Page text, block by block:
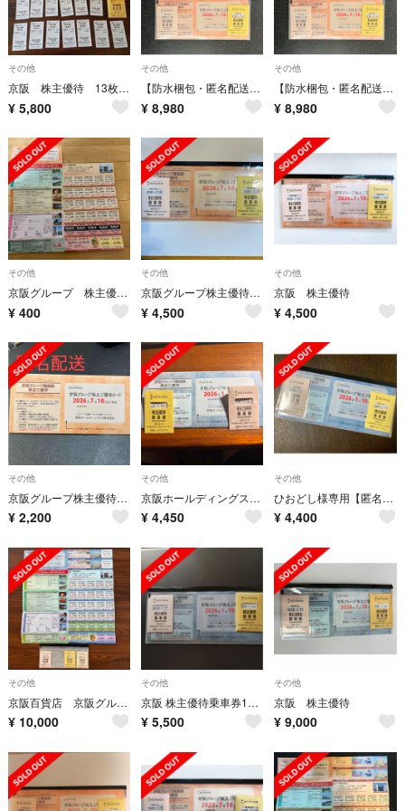
その他
京阪 株主優待 13枚 匿名
¥ 5,800
その他
【防水梱包・匿名配送】乗車券14枚＋京阪ホールディングス株主優待2セット
¥ 8,980
その他
【防水梱包・匿名配送】乗車券14枚＋京阪ホールディングス株主優待2セット
¥ 8,980
その他
京阪グループ 株主優待チケットとカード
¥ 400
その他
京阪グループ株主優待優待
¥ 4,500
その他
京阪 株主優待
¥ 4,500
その他
京阪グループ株主優待カード ひらかたパーク入園券など
¥ 2,200
その他
京阪ホールディングス 株主優待
¥ 4,450
その他
ひおどし様専用【匿名】京阪グループ株主優待券
¥ 4,400
その他
京阪百貨店 京阪グループ諸施設 株主優待 乗車券
¥ 10,000
その他
京阪 株主優待乗車券10枚 有効期限2026年1月10日 ほか株主優待券セット
¥ 5,500
その他
京阪 株主優待
¥ 9,000